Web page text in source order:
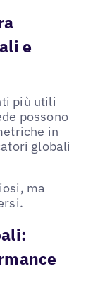
e
più utili
possono
in
globali
ma